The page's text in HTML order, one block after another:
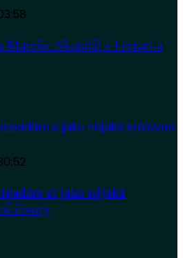
Mareše. Skandál s Ferrari a
si jako nějaká
životy